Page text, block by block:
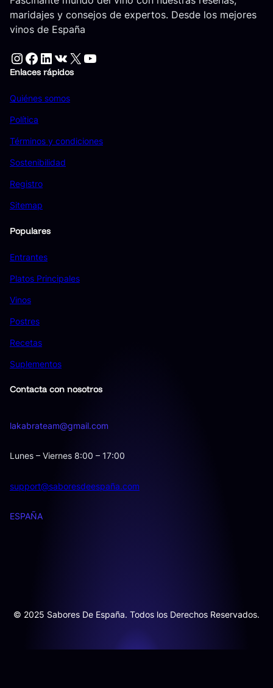
maridajes y consejos de expertos. Desde los mejores
vinos de España
Instagram Facebook LinkedIn VK X YouTube
Enlaces rápidos
Quiénes somos
Política
Términos y condiciones
Sostenibilidad
Registro
Sitemap
Populares
Entrantes
Platos Principales
Vinos
Postres
Recetas
Suplementos
Contacta con nosotros
lakabrateam@gmail.com
Lunes – Viernes 8:00 – 17:00
support@saboresdeespaña.com
ESPAÑA
© 2025 Sabores De España. Todos los Derechos Reservados.